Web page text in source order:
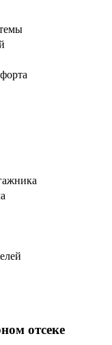
отсеке